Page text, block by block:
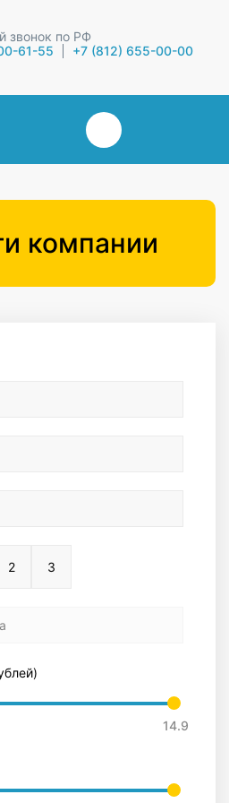
звонок по РФ
61-55
+7 (812) 655-00-00
компании
2 3